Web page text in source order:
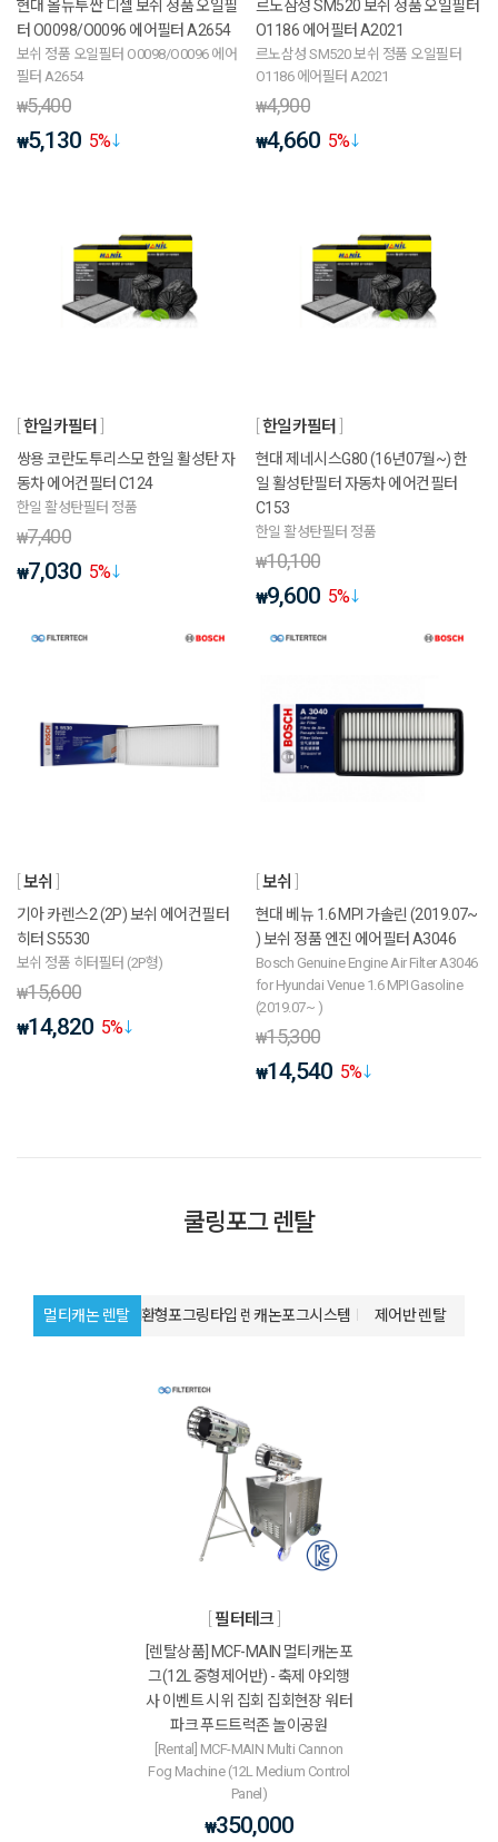
현대 올뉴투싼 디젤 보쉬 정품 오일필
터 O0098/O0096 에어필터 A2654
보쉬 정품 오일필터 O0098/O0096 에어
필터 A2654
₩5,400
₩5,130 5%
르노삼성 SM520 보쉬 정품 오일필터
O1186 에어필터 A2021
르노삼성 SM520 보쉬 정품 오일필터
O1186 에어필터 A2021
₩4,900
₩4,660 5%
한일카필터
쌍용 코란도투리스모 한일 활성탄 자
동차 에어컨필터 C124
한일 활성탄필터 정품
₩7,400
₩7,030 5%
한일카필터
현대 제네시스G80 (16년07월~) 한
일 활성탄필터 자동차 에어컨필터
C153
한일 활성탄필터 정품
₩10,100
₩9,600 5%
보쉬
기아 카렌스2 (2P) 보쉬 에어컨필터
히터 S5530
보쉬 정품 히터필터 (2P형)
₩15,600
₩14,820 5%
보쉬
현대 베뉴 1.6 MPI 가솔린 (2019.07~
) 보쉬 정품 엔진 에어필터 A3046
Bosch Genuine Engine Air Filter A3046
for Hyundai Venue 1.6 MPI Gasoline
(2019.07~ )
₩15,300
₩14,540 5%
쿨링포그 렌탈
멀티캐논 렌탈 환형포그링타입 렌탈캐논포그시스템 제어반 렌탈
필터테크
[렌탈상품] MCF-MAIN 멀티캐논포
그(12L 중형제어반) - 축제 야외행
사 이벤트 시위 집회 집회현장 워터
파크 푸드트럭존 놀이공원
[Rental] MCF-MAIN Multi Cannon
Fog Machine (12L Medium Control
Panel)
₩350,000